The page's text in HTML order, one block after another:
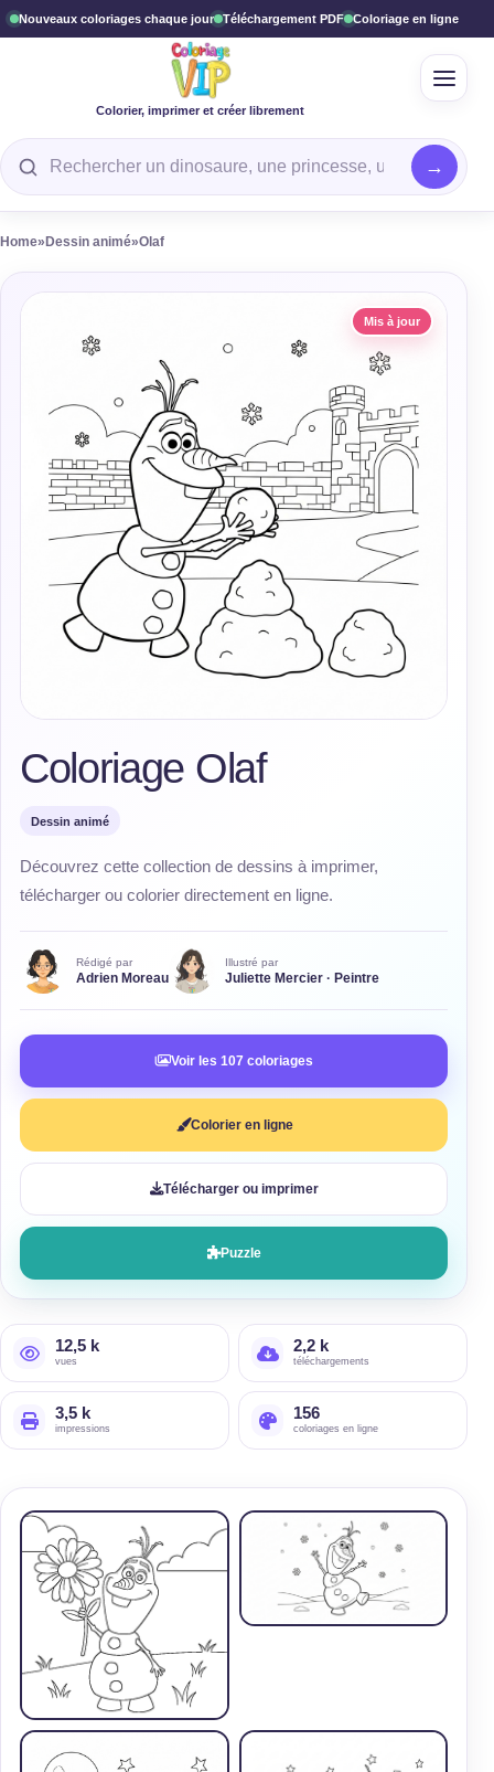
Nouveaux coloriages chaque jour Téléchargement PDF Coloriage en ligne
Colorier, imprimer et créer librement
Rechercher un coloriage
Home» Dessin animé»Olaf
Mis à jour
Coloriage Olaf
Dessin animé
Découvrez cette collection de dessins à imprimer,
télécharger ou colorier directement en ligne.
Rédigé par
Adrien Moreau
Illustré par
Juliette Mercier · Peintre
Voir les 107 coloriages
Colorier en ligne
Télécharger ou imprimer
Puzzle
12,5 k
vues
2,2 k
téléchargements
3,5 k
impressions
156
coloriages en ligne